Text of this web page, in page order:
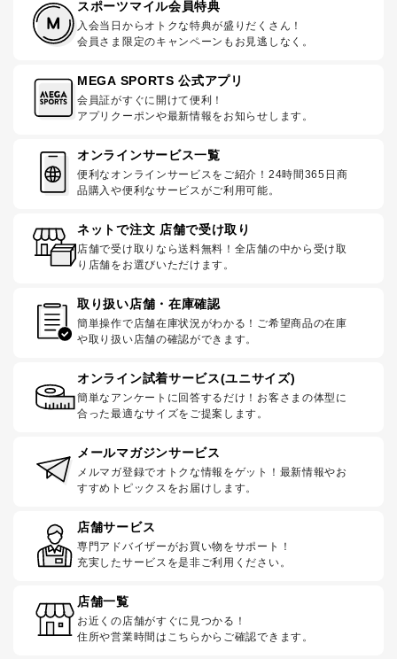
スポーツマイル会員特典
入会当日からオトクな特典が盛りだくさん！
会員さま限定のキャンペーンもお見逃しなく。
MEGA SPORTS 公式アプリ
会員証がすぐに開けて便利！
アプリクーポンや最新情報をお知らせします。
オンラインサービス一覧
便利なオンラインサービスをご紹介！24時間365日商
品購入や便利なサービスがご利用可能。
ネットで注文 店舗で受け取り
店舗で受け取りなら送料無料！全店舗の中から受け取
り店舗をお選びいただけます。
取り扱い店舗・在庫確認
簡単操作で店舗在庫状況がわかる！ご希望商品の在庫
や取り扱い店舗の確認ができます。
オンライン試着サービス(ユニサイズ)
簡単なアンケートに回答するだけ！お客さまの体型に
合った最適なサイズをご提案します。
メールマガジンサービス
メルマガ登録でオトクな情報をゲット！最新情報やお
すすめトピックスをお届けします。
店舗サービス
専門アドバイザーがお買い物をサポート！
充実したサービスを是非ご利用ください。
店舗一覧
お近くの店舗がすぐに見つかる！
住所や営業時間はこちらからご確認できます。